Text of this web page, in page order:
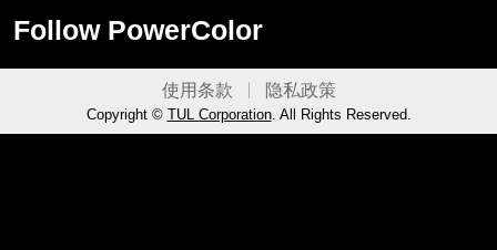
Follow PowerColor
使用条款 隐私政策
Copyright © TUL Corporation. All Rights Reserved.